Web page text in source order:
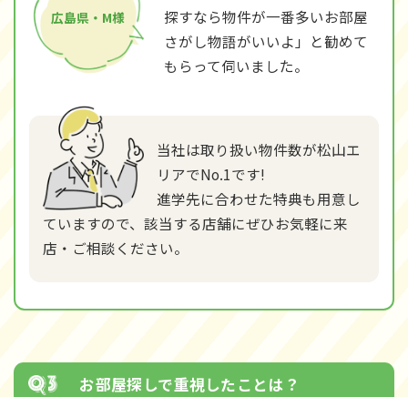
広島県・M様
探すなら物件が一番多いお部屋
さがし物語がいいよ」と勧めて
もらって伺いました。
当社は取り扱い物件数が松山エ
リアでNo.1です!
進学先に合わせた特典も用意し
ていますので、該当する店舗にぜひお気軽に来
店・ご相談ください。
お部屋探しで重視したことは？